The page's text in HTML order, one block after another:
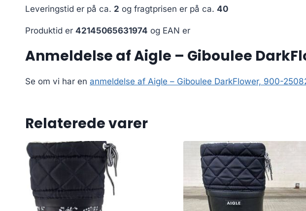
Leveringstid er på ca. 2 og fragtprisen er på ca. 40
Produktid er 42145065631974 og EAN er
Anmeldelse af Aigle – Giboulee
Se om vi har en anmeldelse af Aigle – Giboulee DarkFlower, 900-
Relaterede varer